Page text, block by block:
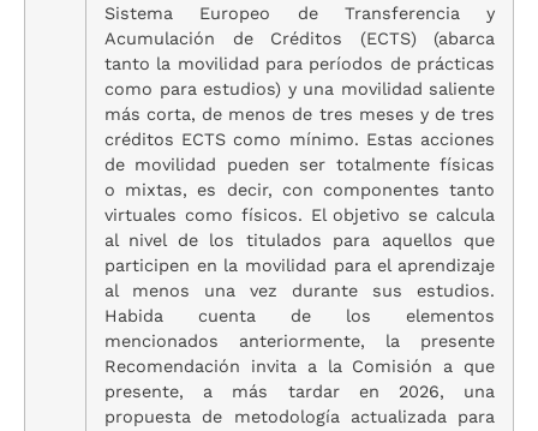
Sistema Europeo de Transferencia y
Acumulación de Créditos (ECTS) (abarca
tanto la movilidad para períodos de prácticas
como para estudios) y una movilidad saliente
más corta, de menos de tres meses y de tres
créditos ECTS como mínimo. Estas acciones
de movilidad pueden ser totalmente físicas
o mixtas, es decir, con componentes tanto
virtuales como físicos. El objetivo se calcula
al nivel de los titulados para aquellos que
participen en la movilidad para el aprendizaje
al menos una vez durante sus estudios.
Habida cuenta de los elementos
mencionados anteriormente, la presente
Recomendación invita a la Comisión a que
presente, a más tardar en 2026, una
propuesta de metodología actualizada para